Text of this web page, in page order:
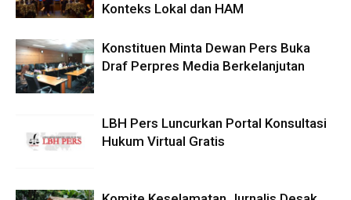
Konteks Lokal dan HAM
Konstituen Minta Dewan Pers Buka
Draf Perpres Media Berkelanjutan
LBH Pers Luncurkan Portal Konsultasi
Hukum Virtual Gratis